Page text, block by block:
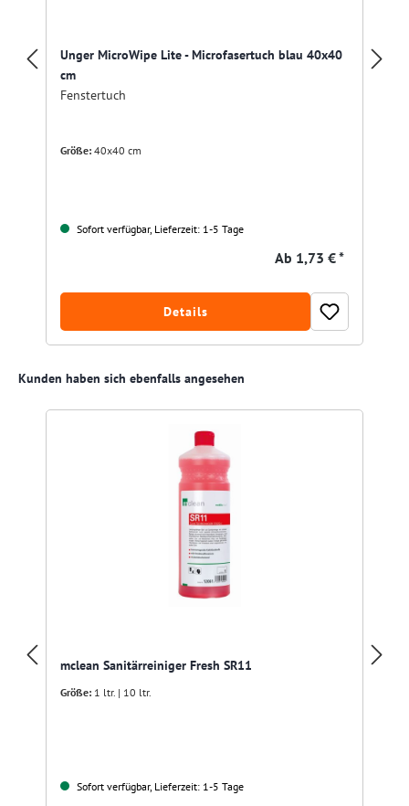
Unger MicroWipe Lite - Microfasertuch blau 40x40
cm
Fenstertuch
Größe: 40x40 cm
Sofort verfügbar, Lieferzeit: 1-5 Tage
Ab 1,73 € *
Details
Produktgalerie überspringen
Kunden haben sich ebenfalls angesehen
mclean Sanitärreiniger Fresh SR11
Größe: 1 ltr. | 10 ltr.
Sofort verfügbar, Lieferzeit: 1-5 Tage